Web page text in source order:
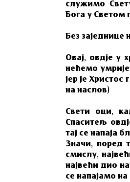
служимо
Бога у Светом
Без
Овај, овдје у
нећемо
јер је
на наслов)
Свети оци,
Спаситељ
тај се напаја
Значи, поред
смислу,
највећи дио
се напајамо на